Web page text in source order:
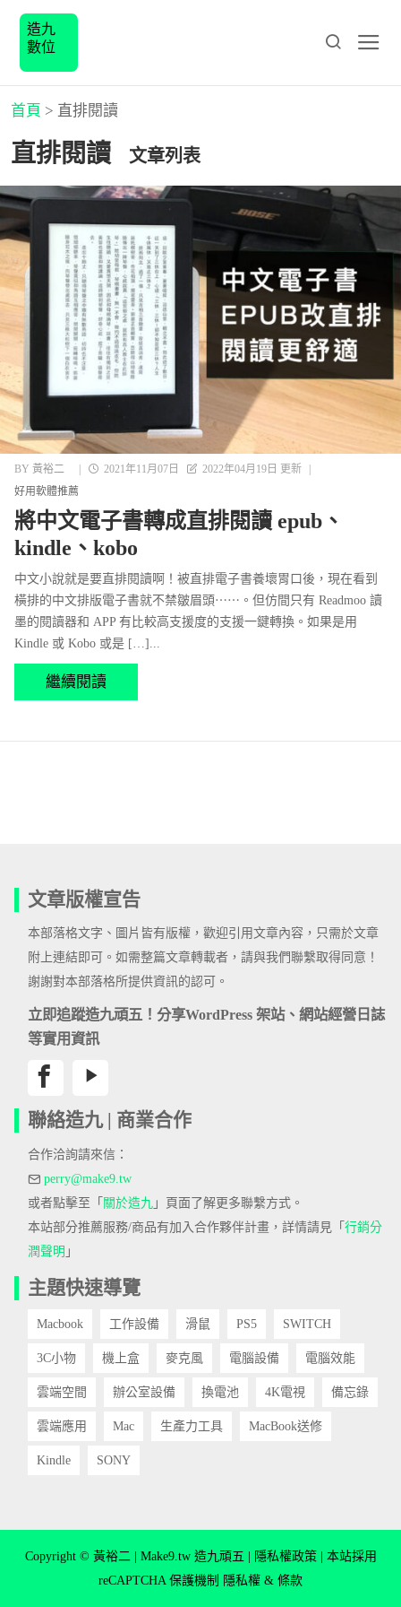
造九
數位
首頁 > 直排閱讀
直排閱讀 文章列表
BY 黃裕二 | 2021年11月07日 2022年04月19日 更新
|
好用軟體推薦
將中文電子書轉成直排閱讀 epub、
kindle、kobo
中文小說就是要直排閱讀啊！被直排電子書養壞胃口後，現在看到
橫排的中文排版電子書就不禁皺眉頭⋯⋯。但仿間只有 Readmoo 讀
墨的閱讀器和 APP 有比較高支援度的支援一鍵轉換。如果是用
Kindle 或 Kobo 或是 […]...
繼續閱讀
文章版權宣告
本部落格文字、圖片皆有版權，歡迎引用文章內容，只需於文章
附上連結即可。如需整篇文章轉載者，請與我們聯繫取得同意！
謝謝對本部落格所提供資訊的認可。
立即追蹤造九頑五！分享WordPress 架站、網站經營日誌
等實用資訊
聯絡造九 | 商業合作
合作洽詢請來信：
perry@make9.tw
或者點擊至「 關於造九 」頁面了解更多聯繫方式。
本站部分推薦服務/商品有加入合作夥伴計畫，詳情請見「 行銷分
潤聲明 」
主題快速導覽
Macbook 工作設備 滑鼠 PS5 SWITCH
3C小物 機上盒 麥克風 電腦設備 電腦效能
雲端空間 辦公室設備 換電池 4K電視 備忘錄
雲端應用 Mac 生產力工具 MacBook送修
Kindle SONY
Copyright © 黃裕二 | Make9.tw 造九頑五 | 隱私權政策 | 本站採用
reCAPTCHA 保護機制 隱私權 & 條款